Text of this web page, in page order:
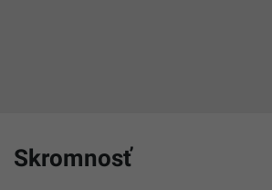
Skromnosť